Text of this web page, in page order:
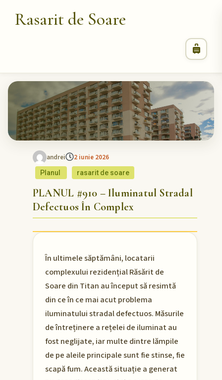
Rasarit de Soare
andrei 2 iunie 2026
Planul rasarit de soare
PLANUL #910 – Iluminatul Stradal
Defectuos În Complex
În ultimele săptămâni, locatarii
complexului rezidențial Răsărit de
Soare din Titan au început să resimtă
din ce în ce mai acut problema
iluminatului stradal defectuos. Măsurile
de întreținere a rețelei de iluminat au
fost neglijate, iar multe dintre lămpile
de pe aleile principale sunt fie stinse, fie
scapă fum. Această situație a generat